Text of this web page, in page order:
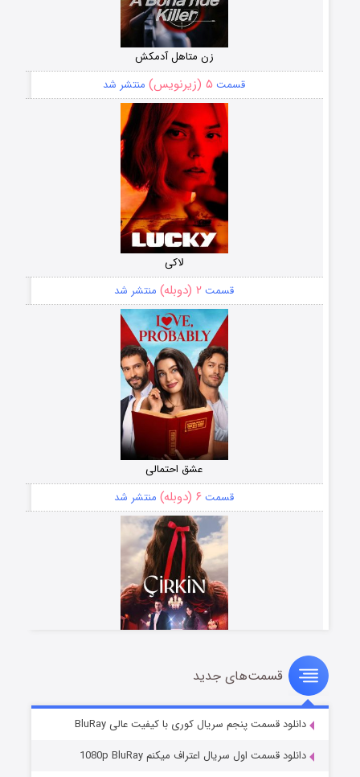
زن متاهل آدمکش
قسمت ۵ (زیرنویس) منتشر شد
لاکی
قسمت ۲ (دوبله) منتشر شد
عشق احتمالی
قسمت ۶ (دوبله) منتشر شد
سریال زشت
قسمت۵ (زیرنویس) منتشر شد
قسمت‌های جدید
دانلود قسمت پنجم سریال کوری با کیفیت عالی BluRay
دانلود قسمت اول سریال اعتراف میکنم 1080p BluRay